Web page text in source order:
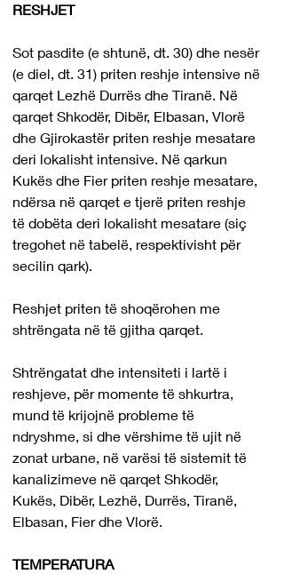
RESHJET
Sot pasdite (e shtunë, dt. 30) dhe nesër
(e diel, dt. 31) priten reshje intensive në
qarqet Lezhë Durrës dhe Tiranë. Në
qarqet Shkodër, Dibër, Elbasan, Vlorë
dhe Gjirokastër priten reshje mesatare
deri lokalisht intensive. Në qarkun
Kukës dhe Fier priten reshje mesatare,
ndërsa në qarqet e tjerë priten reshje
të dobëta deri lokalisht mesatare (siç
tregohet në tabelë, respektivisht për
secilin qark).
Reshjet priten të shoqërohen me
shtrëngata në të gjitha qarqet.
Shtrëngatat dhe intensiteti i lartë i
reshjeve, për momente të shkurtra,
mund të krijojnë probleme të
ndryshme, si dhe vërshime të ujit në
zonat urbane, në varësi të sistemit të
kanalizimeve në qarqet Shkodër,
Kukës, Dibër, Lezhë, Durrës, Tiranë,
Elbasan, Fier dhe Vlorë.
TEMPERATURA